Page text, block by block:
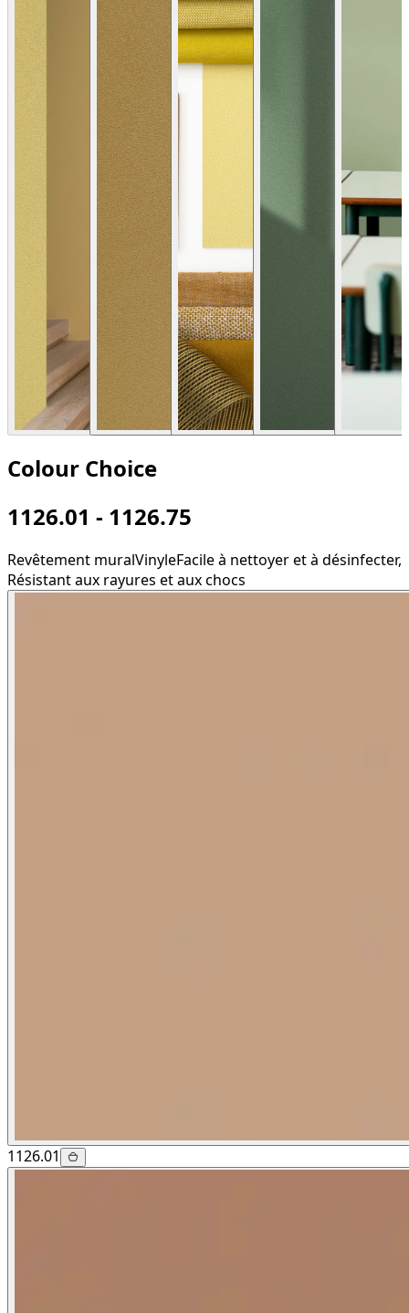
Colour Choice
1126.01 - 1126.75
Revêtement muralVinyleFacile à nettoyer et à désinfecter,
Résistant aux rayures et aux chocs
1126.01